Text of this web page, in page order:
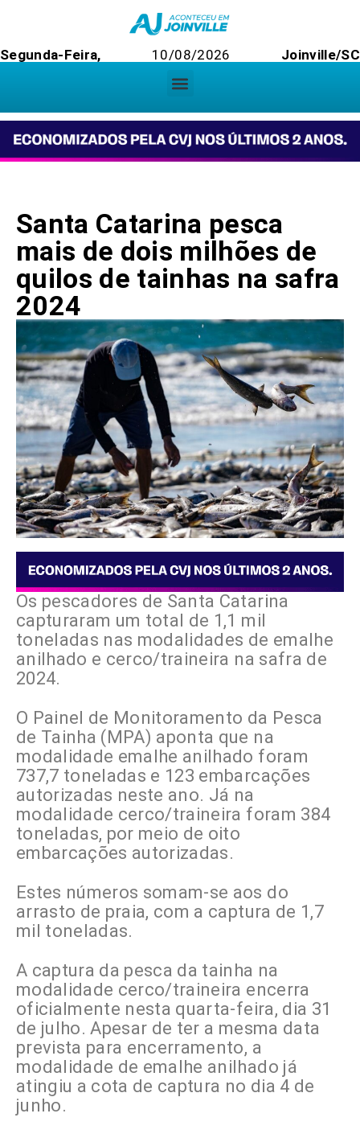
Segunda-Feira, 10/08/2026 Joinville/SC
Santa Catarina pesca
mais de dois milhões de
quilos de tainhas na safra
2024
Os pescadores de Santa Catarina
capturaram um total de 1,1 mil
toneladas nas modalidades de emalhe
anilhado e cerco/traineira na safra de
2024.
O Painel de Monitoramento da Pesca
de Tainha (MPA) aponta que na
modalidade emalhe anilhado foram
737,7 toneladas e 123 embarcações
autorizadas neste ano. Já na
modalidade cerco/traineira foram 384
toneladas, por meio de oito
embarcações autorizadas.
Estes números somam-se aos do
arrasto de praia, com a captura de 1,7
mil toneladas.
A captura da pesca da tainha na
modalidade cerco/traineira encerra
oficialmente nesta quarta-feira, dia 31
de julho. Apesar de ter a mesma data
prevista para encerramento, a
modalidade de emalhe anilhado já
atingiu a cota de captura no dia 4 de
junho.